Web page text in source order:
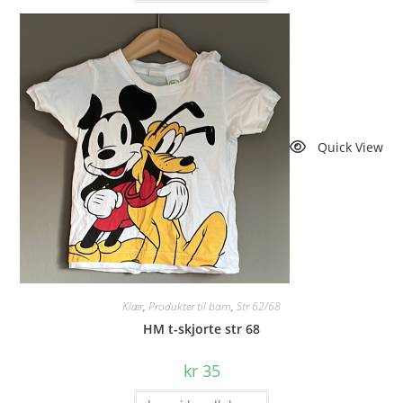
Quick View
Klær, Produkter til barn, Str 62/68
HM t-skjorte str 68
kr35